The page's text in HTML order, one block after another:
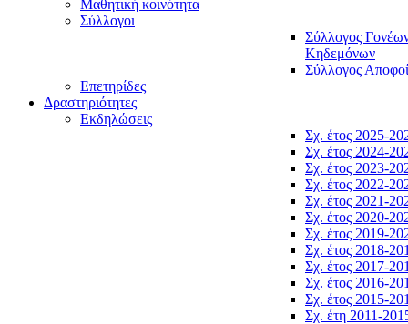
Μαθητική κοινότητα
Σύλλογοι
Σύλλογος
Κηδεμόνων
Σύλλογος
Επετηρίδες
Δραστηριότητες
Εκδηλώσεις
Σχ. έτος 2025-
Σχ. έτος 2024-
Σχ. έτος 2023-
Σχ. έτος 2022-
Σχ. έτος 2021-
Σχ. έτος 2020-
Σχ. έτος 2019-
Σχ. έτος 2018-
Σχ. έτος 2017-
Σχ. έτος 2016-
Σχ. έτος 2015-
Σχ. έτη 2011-